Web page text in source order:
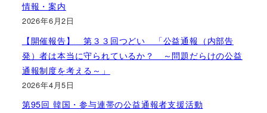
情報・案内
2026年6月2日
【開催報告】 第３３回つどい 「公益通報（内部告
発）者は本当に守られているか？ ～問題だらけの公益
通報制度を考える～」
2026年4月5日
第95回 韓国・参与連帯の公益通報者支援活動